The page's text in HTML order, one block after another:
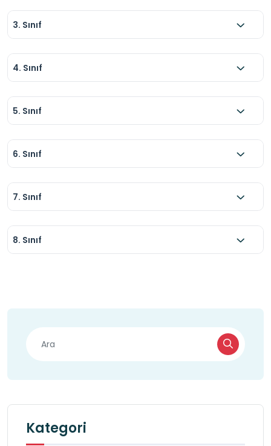
3. Sınıf
4. Sınıf
5. Sınıf
6. Sınıf
7. Sınıf
8. Sınıf
Kategori